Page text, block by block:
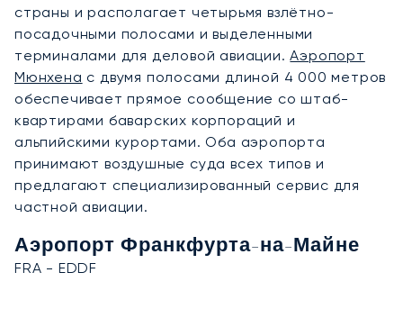
страны и располагает четырьмя взлётно-
посадочными полосами и выделенными
терминалами для деловой авиации.Аэропорт
Мюнхена с двумя полосами длиной 4 000 метров
обеспечивает прямое сообщение со штаб-
квартирами баварских корпораций и
альпийскими курортами. Оба аэропорта
принимают воздушные суда всех типов и
предлагают специализированный сервис для
частной авиации.
Аэропорт Франкфурта-на-Майне
FRA - EDDF